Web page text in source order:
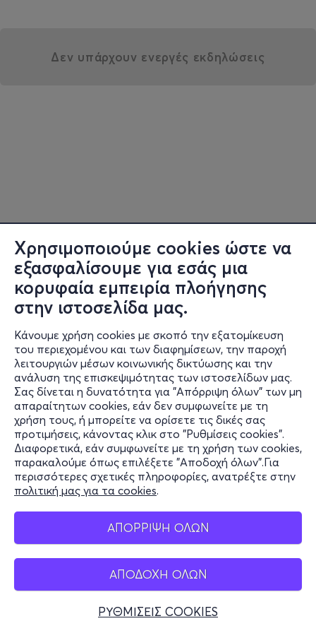
Χρησιμοποιούμε cookies ώστε να
εξασφαλίσουμε για εσάς μια
κορυφαία εμπειρία πλοήγησης
στην ιστοσελίδα μας.
Κάνουμε χρήση cookies με σκοπό την εξατομίκευση
του περιεχομένου και των διαφημίσεων, την παροχή
λειτουργιών μέσων κοινωνικής δικτύωσης και την
ανάλυση της επισκεψιμότητας των ιστοσελίδων μας.
Σας δίνεται η δυνατότητα για "Απόρριψη όλων" των μη
απαραίτητων cookies, εάν δεν συμφωνείτε με τη
χρήση τους, ή μπορείτε να ορίσετε τις δικές σας
προτιμήσεις, κάνοντας κλικ στο "Ρυθμίσεις cookies".
Διαφορετικά, εάν συμφωνείτε με τη χρήση των cookies,
παρακαλούμε όπως επιλέξετε "Αποδοχή όλων".Για
περισσότερες σχετικές πληροφορίες, ανατρέξτε στην
πολιτική μας για τα cookies.
ΑΠΟΡΡΙΨΗ ΟΛΩΝ
ΑΠΟΔΟΧΗ ΟΛΩΝ
ΡΥΘΜΙΣΕΙΣ COOKIES
Δεν υπάρχουν ενεργές εκδηλώσεις